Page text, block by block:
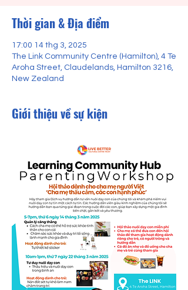
Thời gian & Địa điểm
17:00 14 thg 3, 2025
The Link Community Centre (Hamilton), 4 Te
Aroha Street, Claudelands, Hamilton 3216,
New Zealand
Giới thiệu về sự kiện